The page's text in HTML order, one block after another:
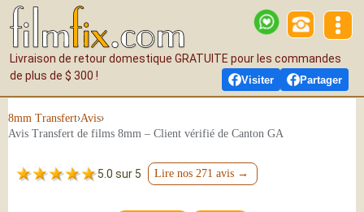
Visiter Partager
Livraison de retour domestique GRATUITE pour les commandes
de plus de $ 300 !
8mm Transfert›Avis›
Avis Transfert de films 8mm – Client vérifié de Canton GA
5.0 sur 5 Lire nos 271 avis →